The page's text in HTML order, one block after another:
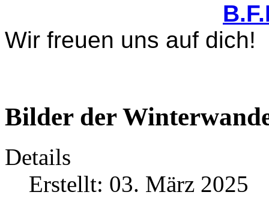
Wir freuen uns auf dich!
Bilder der
Details
Erstellt: 03. März 2025